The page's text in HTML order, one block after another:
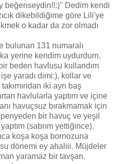
beğenseydin!!:)" Dedim kendi
dikebildiğime göre Lili'ye
o kadar da zor olmadı
bulunan 131 numaralı
yerine kendim uydurdum.
beden havlusu kullandım
yaradı dimi:), kollar ve
iki ayrı baş
havlularla yaptım ve içine
havuçsuz bırakmamak için
bir havuç ve yeşil
(sabrım yettiğince).
koşa koşa bornozuna
dönemi ey ahaliii. Müjdeler
yaramaz bir tavşan.